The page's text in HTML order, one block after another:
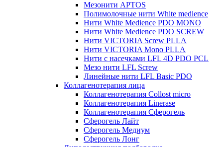
Мезонити APTOS
Полимолочные нити White medience
Нити White Medience PDO MONO
Нити White Medience PDO SCREW
Нити VICTORIA Screw PLLA
Нити VICTORIA Mono PLLA
Нити с насечками LFL 4D PDO PCL
Мезо нити LFL Screw
Линейные нити LFL Basic PDO
Коллагенотерапия лица
Коллагенотерапия Collost micro
Коллагенотерапия Linerase
Коллагенотерапия Сферогель
Сферогель Лайт
Сферогель Медиум
Сферогель Лонг